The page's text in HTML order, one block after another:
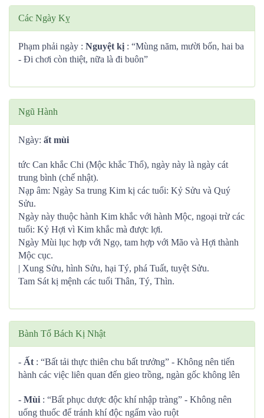
Các Ngày Kỵ
Phạm phải ngày : Nguyệt kị : “Mùng năm, mười bốn, hai ba
- Đi chơi còn thiệt, nữa là đi buôn”
Ngũ Hành
Ngày: ất mùi
tức Can khắc Chi (Mộc khắc Thổ), ngày này là ngày cát
trung bình (chế nhật).
Nạp âm: Ngày Sa trung Kim kị các tuổi: Kỷ Sửu và Quý
Sửu.
Ngày này thuộc hành Kim khắc với hành Mộc, ngoại trừ các
tuổi: Kỷ Hợi vì Kim khắc mà được lợi.
Ngày Mùi lục hợp với Ngọ, tam hợp với Mão và Hợi thành
Mộc cục.
| Xung Sửu, hình Sửu, hại Tý, phá Tuất, tuyệt Sửu.
Tam Sát kị mệnh các tuổi Thân, Tý, Thìn.
Bành Tổ Bách Kị Nhật
- Ất : “Bất tải thực thiên chu bất trưởng” - Không nên tiến
hành các việc liên quan đến gieo trồng, ngàn gốc không lên
- Mùi : “Bất phục dược độc khí nhập tràng” - Không nên
uống thuốc để tránh khí độc ngấm vào ruột